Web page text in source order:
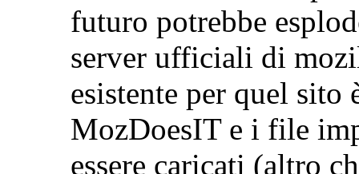
futuro potrebbe
server ufficiali di
esistente per quel sito
MozDoesIT e i file
essere caricati (altro